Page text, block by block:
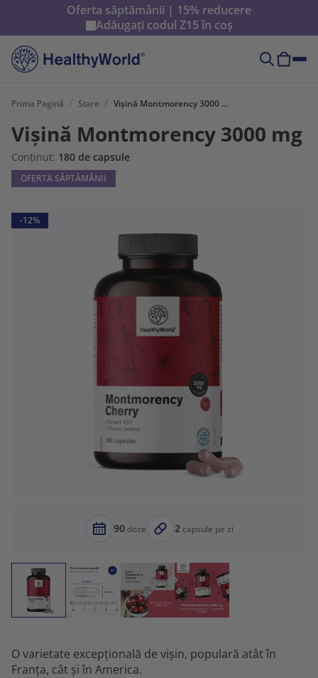
Oferta săptămânii | 15% reducere
Adăugați codul Z15în coș
Prima Pagină Stare Vișină Montmorency 3000 mg
Vișină Montmorency 3000 mg
Conținut: 180 de capsule
OFERTA SĂPTĂMÂNII
-12%
90doze 2capsule pe zi
O varietate excepțională de vișin, populară atât în
Franța, cât și în America.